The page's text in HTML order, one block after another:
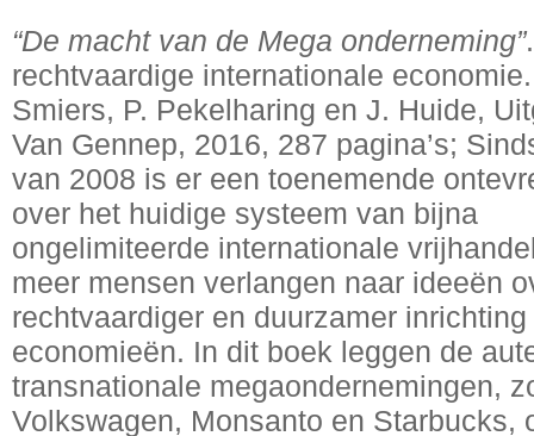
“De macht van de Mega onderneming”
rechtvaardige internationale
Smiers, P. Pekelharing en J. Huide,
Van Gennep, 2016, 287 pagina’s;
van 2008 is er een toenemende
over het huidige systeem van bijna
ongelimiteerde internationale
meer mensen verlangen naar ideeën
rechtvaardiger en duurzamer
economieën. In dit boek leggen de
transnationale megaondernemingen,
Volkswagen, Monsanto en Starbucks,